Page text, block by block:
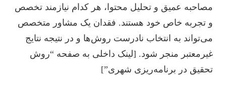
مصاحبه عمیق و تحلیل محتوا، هر کدام نیازمند تخصص
و تجربه خاص خود هستند. فقدان یک مشاور متخصص
می‌تواند به انتخاب نادرست روش‌ها و در نتیجه نتایج
غیرمعتبر منجر شود. [لینک داخلی به صفحه “روش
تحقیق در برنامه‌ریزی شهری”]